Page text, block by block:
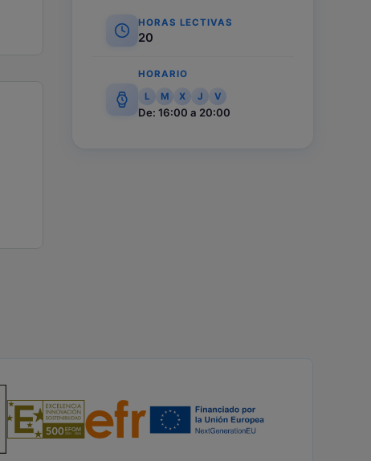
HORAS LECTIVAS
20
HORARIO
L
M X J V
De: 16:00 a 20:00